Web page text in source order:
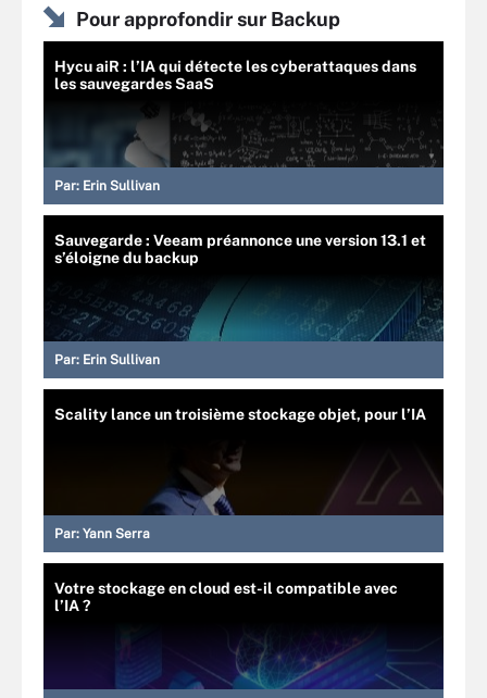
Pour approfondir sur Backup
Hycu aiR : l’IA qui détecte les cyberattaques dans
les sauvegardes SaaS
Par: Erin Sullivan
Sauvegarde : Veeam préannonce une version 13.1 et
s’éloigne du backup
Par: Erin Sullivan
Scality lance un troisième stockage objet, pour l’IA
Par: Yann Serra
Votre stockage en cloud est-il compatible avec
l’IA ?